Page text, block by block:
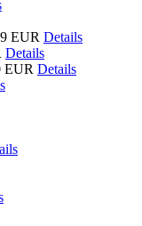
EUR Details
Details
EUR Details